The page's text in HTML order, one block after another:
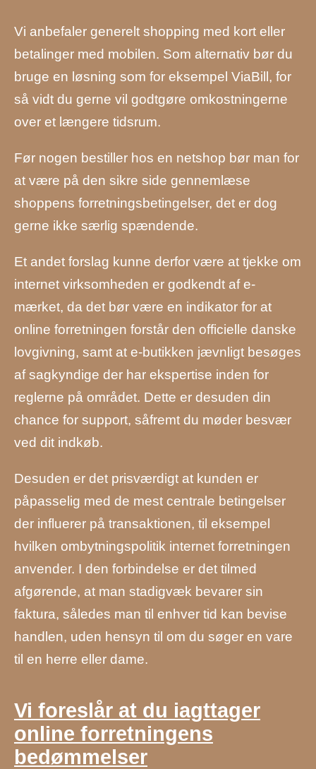
Vi anbefaler generelt shopping med kort eller
betalinger med mobilen. Som alternativ bør du
bruge en løsning som for eksempel ViaBill, for
så vidt du gerne vil godtgøre omkostningerne
over et længere tidsrum.
Før nogen bestiller hos en netshop bør man for
at være på den sikre side gennemlæse
shoppens forretningsbetingelser, det er dog
gerne ikke særlig spændende.
Et andet forslag kunne derfor være at tjekke om
internet virksomheden er godkendt af e-
mærket, da det bør være en indikator for at
online forretningen forstår den officielle danske
lovgivning, samt at e-butikken jævnligt besøges
af sagkyndige der har ekspertise inden for
reglerne på området. Dette er desuden din
chance for support, såfremt du møder besvær
ved dit indkøb.
Desuden er det prisværdigt at kunden er
påpasselig med de mest centrale betingelser
der influerer på transaktionen, til eksempel
hvilken ombytningspolitik internet forretningen
anvender. I den forbindelse er det tilmed
afgørende, at man stadigvæk bevarer sin
faktura, således man til enhver tid kan bevise
handlen, uden hensyn til om du søger en vare
til en herre eller dame.
Vi foreslår at du iagttager
online forretningens
bedømmelser